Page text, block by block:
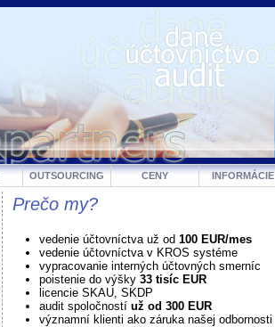
OUTSOURCING CENY INFORMÁCIE
Prečo my?
vedenie účtovníctva už od 100 EUR/mes
vedenie účtovníctva v KROS systéme
vypracovanie interných účtovných smerníc
poistenie do výšky 33 tisíc EUR
licencie SKAU, SKDP
audit spoločností už od 300 EUR
významní klienti ako záruka našej odbornosti